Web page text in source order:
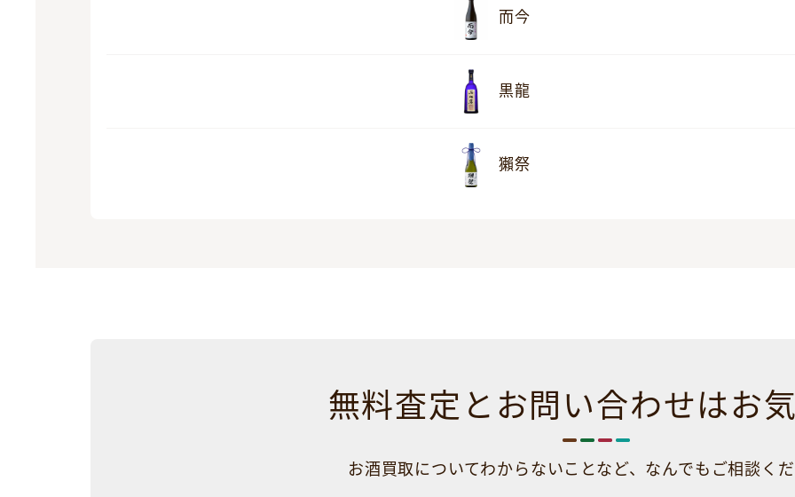
而今
黒龍
獺祭
無料査定とお問い合わせはお
お酒買取についてわからないことなど、 なんでもご相談く